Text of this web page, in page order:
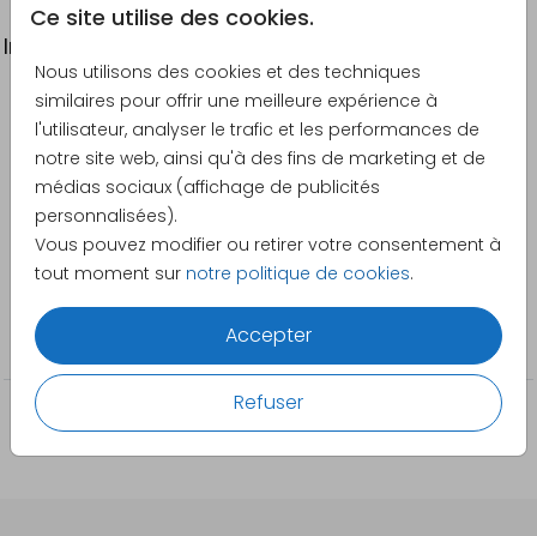
Ce site utilise des cookies.
Nous utilisons des cookies et des techniques
similaires pour offrir une meilleure expérience à
l'utilisateur, analyser le trafic et les performances de
notre site web, ainsi qu'à des fins de marketing et de
médias sociaux (affichage de publicités
personnalisées).
Vous pouvez modifier ou retirer votre consentement à
tout moment sur notre politique de cookies.
Accepter
Refuser
Informations du produit
Description
Faire-part de baptême de type bohème avec lapin
en peluche.
Créateur
Made for Moments
Catégorie
Faire-part de baptême